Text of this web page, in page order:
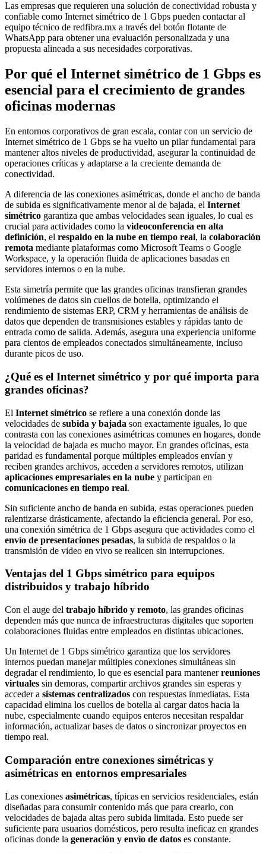
Las empresas que requieren una solución de conectividad robusta y
confiable como Internet simétrico de 1 Gbps pueden contactar al
equipo técnico de redfibra.mx a través del botón flotante de
WhatsApp para obtener una evaluación personalizada y una
propuesta alineada a sus necesidades corporativas.
Por qué el Internet simétrico de 1 Gbps es
esencial para el crecimiento de grandes
oficinas modernas
En entornos corporativos de gran escala, contar con un servicio de
Internet simétrico de 1 Gbps se ha vuelto un pilar fundamental para
mantener altos niveles de productividad, asegurar la continuidad de
operaciones críticas y adaptarse a la creciente demanda de
conectividad.
A diferencia de las conexiones asimétricas, donde el ancho de banda
de subida es significativamente menor al de bajada, el Internet
simétrico garantiza que ambas velocidades sean iguales, lo cual es
crucial para actividades como la videoconferencia en alta
definición, el respaldo en la nube en tiempo real, la colaboración
remota mediante plataformas como Microsoft Teams o Google
Workspace, y la operación fluida de aplicaciones basadas en
servidores internos o en la nube.
Esta simetría permite que las grandes oficinas transfieran grandes
volúmenes de datos sin cuellos de botella, optimizando el
rendimiento de sistemas ERP, CRM y herramientas de análisis de
datos que dependen de transmisiones estables y rápidas tanto de
entrada como de salida. Además, asegura una experiencia uniforme
para cientos de empleados conectados simultáneamente, incluso
durante picos de uso.
¿Qué es el Internet simétrico y por qué importa para
grandes oficinas?
El Internet simétrico se refiere a una conexión donde las
velocidades de subida y bajada son exactamente iguales, lo que
contrasta con las conexiones asimétricas comunes en hogares, donde
la velocidad de bajada es mucho mayor. En grandes oficinas, esta
paridad es fundamental porque múltiples empleados envían y
reciben grandes archivos, acceden a servidores remotos, utilizan
aplicaciones empresariales en la nube y participan en
comunicaciones en tiempo real.
Sin suficiente ancho de banda en subida, estas operaciones pueden
ralentizarse drásticamente, afectando la eficiencia general. Por eso,
una conexión simétrica de 1 Gbps asegura que actividades como el
envío de presentaciones pesadas, la subida de respaldos o la
transmisión de video en vivo se realicen sin interrupciones.
Ventajas del 1 Gbps simétrico para equipos
distribuidos y trabajo híbrido
Con el auge del trabajo híbrido y remoto, las grandes oficinas
dependen más que nunca de infraestructuras digitales que soporten
colaboraciones fluidas entre empleados en distintas ubicaciones.
Un Internet de 1 Gbps simétrico garantiza que los servidores
internos puedan manejar múltiples conexiones simultáneas sin
degradar el rendimiento, lo que es esencial para mantenerreuniones
virtuales sin demoras, compartir archivos grandes sin esperas y
acceder a sistemas centralizados con respuestas inmediatas. Esta
capacidad elimina los cuellos de botella al cargar datos hacia la
nube, especialmente cuando equipos enteros necesitan respaldar
información, actualizar bases de datos o sincronizar proyectos en
tiempo real.
Comparación entre conexiones simétricas y
asimétricas en entornos empresariales
Las conexiones asimétricas, típicas en servicios residenciales, están
diseñadas para consumir contenido más que para crearlo, con
velocidades de bajada altas pero subida limitada. Esto puede ser
suficiente para usuarios domésticos, pero resulta ineficaz en grandes
oficinas donde la generación y envío de datos es constante.